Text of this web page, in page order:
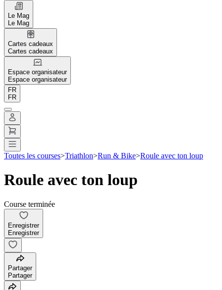
Le Mag
Le Mag
Cartes cadeaux
Cartes cadeaux
Espace organisateur
Espace organisateur
FR
FR
Toutes les courses>Triathlon>Run & Bike>Roule avec ton loup
Roule avec ton loup
Course terminée
Enregistrer
Enregistrer
Partager
Partager